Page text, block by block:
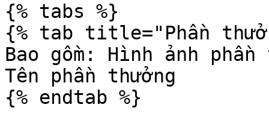
{% tabs %}
{% tab title="Phần
Bao gồm: Hình ảnh
Tên phần thưởng
{% endtab %}